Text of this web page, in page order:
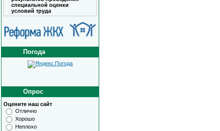
специальной оценки
условий труда
Погода
Опрос
Оцените наш сайт
Отлично
Хорошо
Неплохо